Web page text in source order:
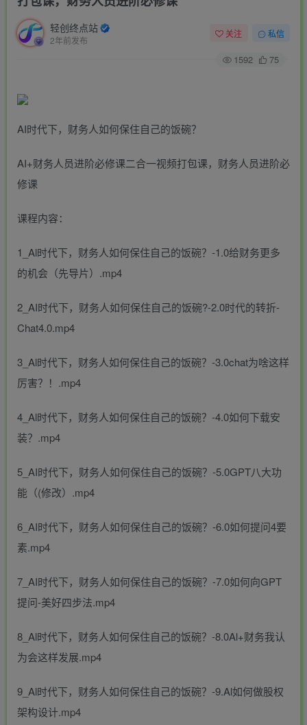
轻创终点站
2年前发布
关注 私信
1592 75
AI时代下，财务人如何保住自己的饭碗？
AI+财务人员进阶必修课二合一视频打包课，财务人员进阶必
修课
课程内容：
1_Al时代下，财务人如何保住自己的饭碗？-1.0给财务更多
的机会（先导片）.mp4
2_AI时代下，财务人如何保住自己的饭碗?-2.0时代的转折-
Chat4.0.mp4
3_Al时代下，财务人如何保住自己的饭碗？-3.0chat为啥这样
厉害？！.mp4
4_Al时代下，财务人如何保住自己的饭碗？-4.0如何下载安
装？.mp4
5_AI时代下，财务人如何保住自己的饭碗？-5.0GPT八大功
能（(修改）.mp4
6_AI时代下，财务人如何保住自己的饭碗？-6.0如何提问4要
素.mp4
7_AI时代下，财务人如何保住自己的饭碗？-7.0如何向GPT
提问-美好四步法.mp4
8_Al时代下，财务人如何保住自己的饭碗？-8.0Al+财务我认
为会这样发展.mp4
9_Al时代下，财务人如何保住自己的饭碗？-9.Al如何做股权
架构设计.mp4